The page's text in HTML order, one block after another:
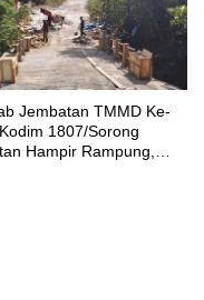
Jembatan TMMD Ke-
1807/Sorong
Hampir Rampung,